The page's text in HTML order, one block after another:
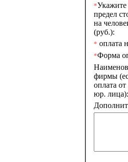
*
предел
на
(руб.):
* оплата
*Форма
фирмы
оплата
юр. лица):